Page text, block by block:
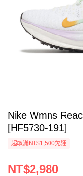
Nike Wmns
[HF5730-191]
超取滿NT$1,500免運
NT$2,980